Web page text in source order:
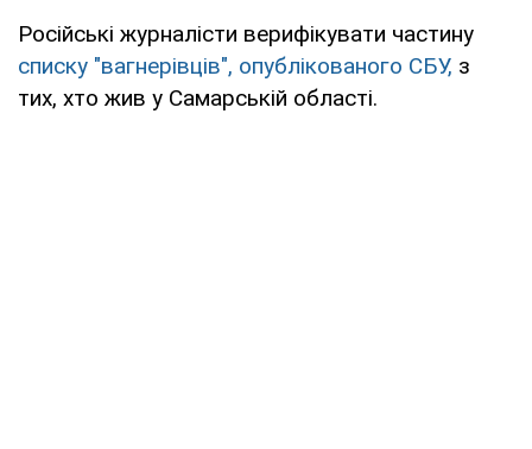
Російські журналісти верифікувати частину
списку "вагнерівців", опублікованого СБУ, з
тих, хто жив у Самарській області.